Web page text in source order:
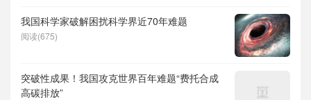
我国科学家破解困扰科学界近70年难题
阅读(675)
突破性成果！我国攻克世界百年难题“费托合成
高碳排放”